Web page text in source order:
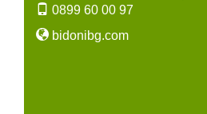
0899 60 00 97
bidonibg.com